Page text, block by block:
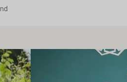
Mehr erfahren